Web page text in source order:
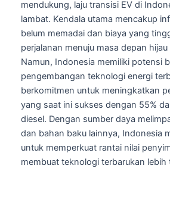
mendukung, laju transisi EV di
lambat. Kendala utama mencakup
belum memadai dan biaya yang
perjalanan menuju masa depan
Namun, Indonesia memiliki potensi
pengembangan teknologi energi
berkomitmen untuk meningkatkan
yang saat ini sukses dengan 55%
diesel. Dengan sumber daya
dan bahan baku lainnya, Indonesia
untuk memperkuat rantai nilai
membuat teknologi terbarukan lebih